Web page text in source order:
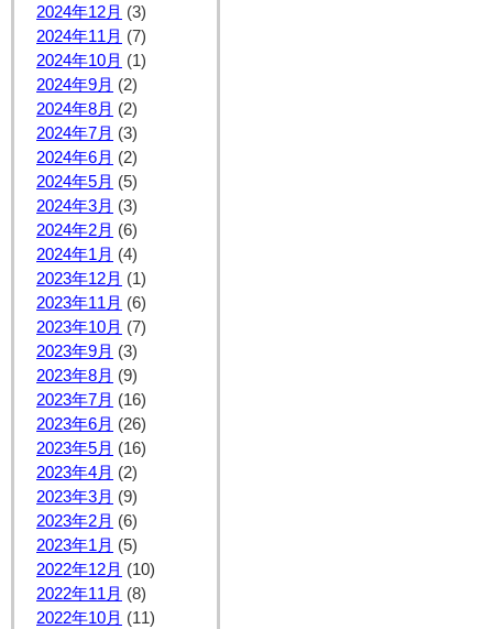
2024年12月 (3)
2024年11月 (7)
2024年10月 (1)
2024年9月 (2)
2024年8月 (2)
2024年7月 (3)
2024年6月 (2)
2024年5月 (5)
2024年3月 (3)
2024年2月 (6)
2024年1月 (4)
2023年12月 (1)
2023年11月 (6)
2023年10月 (7)
2023年9月 (3)
2023年8月 (9)
2023年7月 (16)
2023年6月 (26)
2023年5月 (16)
2023年4月 (2)
2023年3月 (9)
2023年2月 (6)
2023年1月 (5)
2022年12月 (10)
2022年11月 (8)
2022年10月 (11)